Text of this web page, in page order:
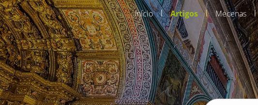
Início | Artigos | Mecenas |